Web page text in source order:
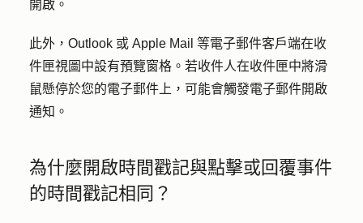
開啟。
此外 ，Outlook 或 Apple Mail 等電子郵件客戶端在收
件匣視圖中設有預覽窗格。若收件人在收件匣中將滑
鼠懸停於您的電子郵件上，可能會觸發電子郵件開啟
通知。
為什麼開啟時間戳記與點擊或回覆事件
的時間戳記相同？